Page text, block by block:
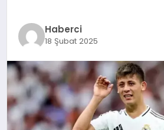
Haberci
18 Şubat 2025